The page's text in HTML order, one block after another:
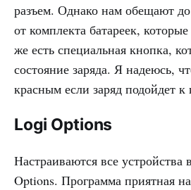
разъем. Однако нам обещают
от комплекта батареек,
же есть специальная кнопка,
состояние заряда. Я надеюсь,
красным если заряд подойдет к
Logi Options
Настраиваются все
Options. Программа приятная